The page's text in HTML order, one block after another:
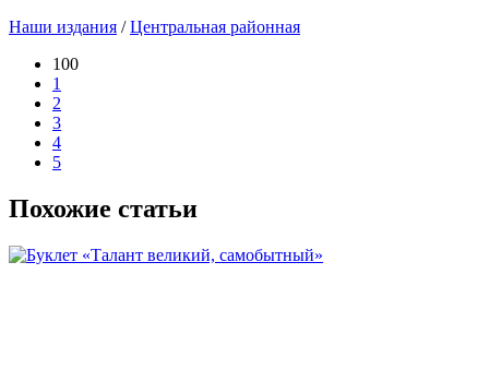
Наши издания /Центральная районная
100
1
2
3
4
5
Похожие статьи